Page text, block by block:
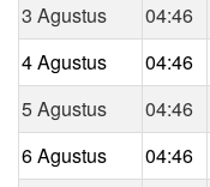
3 Agustus
04:46
4 Agustus
04:46
5 Agustus
04:46
6 Agustus
04:46